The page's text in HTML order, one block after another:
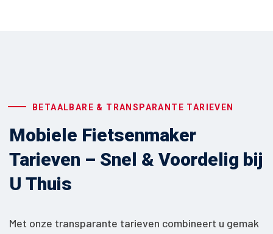
BETAALBARE & TRANSPARANTE TARIEVEN
Mobiele Fietsenmaker
Tarieven – Snel & Voordelig bij
U Thuis
Met onze transparante tarieven combineert u gemak